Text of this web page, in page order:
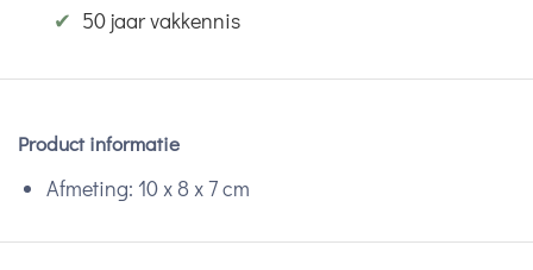
✔ 50 jaar vakkennis
Product informatie
Afmeting: 10 x 8 x 7 cm